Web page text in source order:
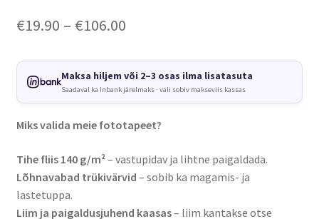
€19.90 – €106.00Price
€19.90
through
€106.00
Maksa hiljem või 2–3 osas ilma lisatasuta
Saadaval ka Inbank järelmaks · vali sobiv makseviis kassas
Miks valida meie fototapeet?
Tihe fliis 140 g/m²– vastupidav ja lihtne paigaldada.
Lõhnavabad trükivärvid – sobib ka magamis- ja
lastetuppa.
Liim ja paigaldusjuhend kaasas– liim kantakse otse